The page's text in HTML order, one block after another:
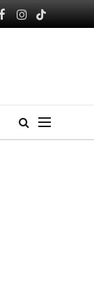
Facebook
Instagram
TikTok